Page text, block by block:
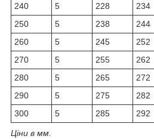
240
5 228 234
250
5 238 244
260
5 245 252
270
5 255 262
280
5 265 272
290
5 275 282
300
5 285 292
Ціни в мм.